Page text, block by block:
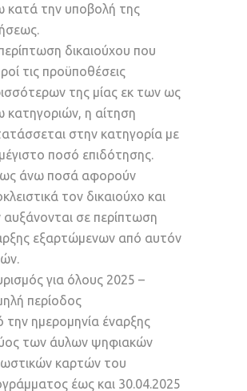
κατά την υποβολή της
δικαιούχου που
τις προϋποθέσεις
της μίας εκ των ως
κατηγοριών, η αίτηση
στην κατηγορία με
ποσό επιδότησης.
άνω ποσά αφορούν
τον δικαιούχο και
αυξάνονται σε περίπτωση
εξαρτώμενων από αυτόν
για όλους 2025 –
περίοδος
την ημερομηνία έναρξης
των άυλων ψηφιακών
καρτών του
έως και 30.04.2025